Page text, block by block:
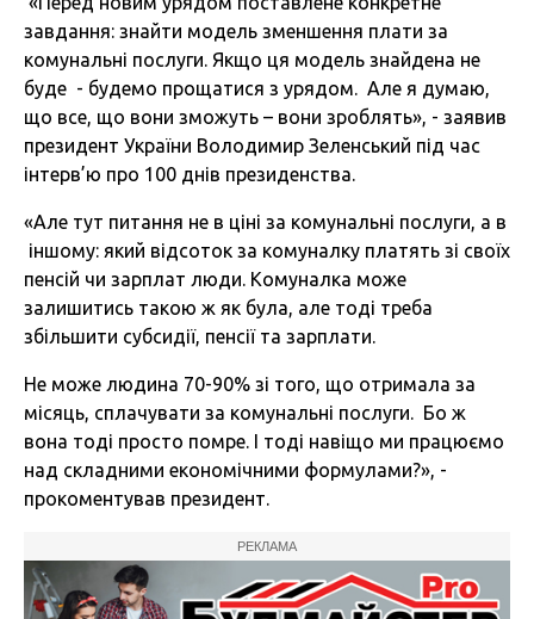
завдання: знайти модель зменшення плати за
комунальні послуги. Якщо ця модель знайдена не
буде - будемо прощатися з урядом. Але я думаю,
що все, що вони зможуть – вони зроблять», - заявив
президент України Володимир Зеленський під час
інтерв’ю про 100 днів президенства.
«Але тут питання не в ціні за комунальні послуги, а в
іншому: який відсоток за комуналку платять зі своїх
пенсій чи зарплат люди. Комуналка може
залишитись такою ж як була, але тоді треба
збільшити субсидії, пенсії та зарплати.
Не може людина 70-90% зі того, що отримала за
місяць, сплачувати за комунальні послуги. Бо ж
вона тоді просто помре. І тоді навіщо ми працюємо
над складними економічними формулами?», -
прокоментував президент.
РЕКЛАМА